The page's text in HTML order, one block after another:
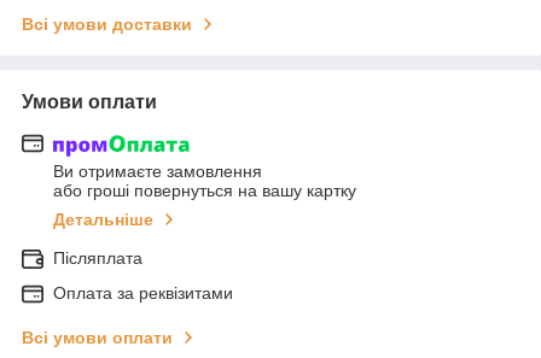
Всі умови доставки
Умови оплати
Ви отримаєте замовлення
або гроші повернуться на вашу картку
Детальніше
Післяплата
Оплата за реквізитами
Всі умови оплати